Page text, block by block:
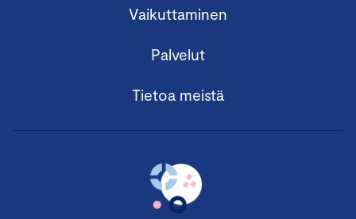
Vaikuttaminen
Palvelut
Tietoa meistä